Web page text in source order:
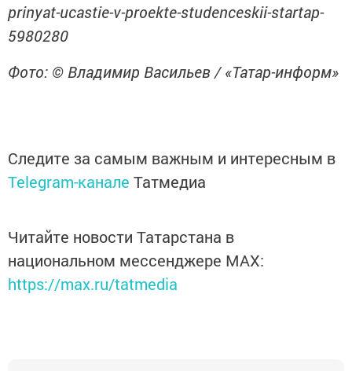
prinyat-ucastie-v-proekte-studenceskii-startap-
5980280
Фото: © Владимир Васильев / «Татар-информ»
Следите за самым важным и интересным в
Telegram-канале Татмедиа
Читайте новости Татарстана в
национальном мессенджере MАХ:
https://max.ru/tatmedia